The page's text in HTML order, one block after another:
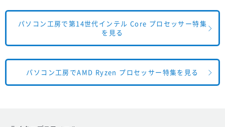
パソコン工房で第14世代インテル Core プロセッサー特集
を見る
パソコン工房でAMD Ryzen プロセッサー特集を見る